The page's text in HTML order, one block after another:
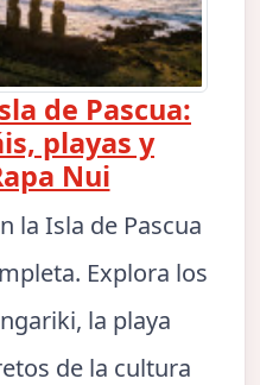
de Pascua:
playas y
Nui
la Isla de Pascua
Explora los
la playa
de la cultura